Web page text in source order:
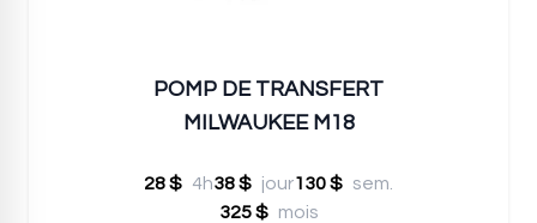
POMP DE TRANSFERT
MILWAUKEE M18
28 $ 4h38 $ jour130 $ sem.
325 $ mois